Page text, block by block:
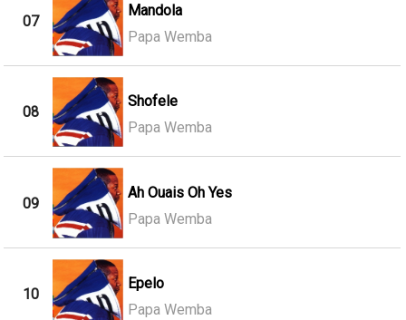
07
Mandola
Papa Wemba
08
Shofele
Papa Wemba
09
Ah Ouais Oh Yes
Papa Wemba
10
Epelo
Papa Wemba